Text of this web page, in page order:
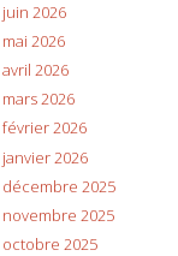
juin 2026
mai 2026
avril 2026
mars 2026
février 2026
janvier 2026
décembre 2025
novembre 2025
octobre 2025